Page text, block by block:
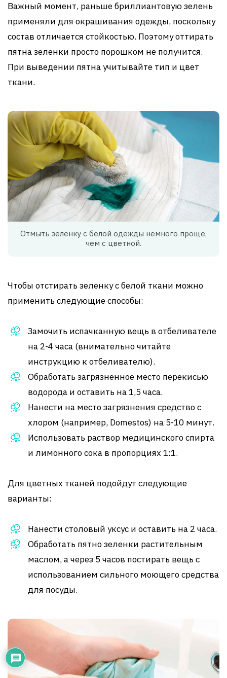
Важный момент, раньше бриллиантовую зелень
применяли для окрашивания одежды, поскольку
состав отличается стойкостью. Поэтому оттирать
пятна зеленки просто порошком не получится.
При выведении пятна учитывайте тип и цвет
ткани.
Отмыть зеленку с белой одежды немного проще,
чем с цветной.
Чтобы отстирать зеленку с белой ткани можно
применить следующие способы:
Замочить испачканную вещь в отбеливателе
на 2-4 часа (внимательно читайте
инструкцию к отбеливателю).
Обработать загрязненное место перекисью
водорода и оставить на 1,5 часа.
Нанести на место загрязнения средство с
хлором (например, Domestos) на 5-10 минут.
Использовать раствор медицинского спирта
и лимонного сока в пропорциях 1:1.
Для цветных тканей подойдут следующие
варианты:
Нанести столовый уксус и оставить на 2 часа.
Обработать пятно зеленки растительным
маслом, а через 5 часов постирать вещь с
использованием сильного моющего средства
для посуды.